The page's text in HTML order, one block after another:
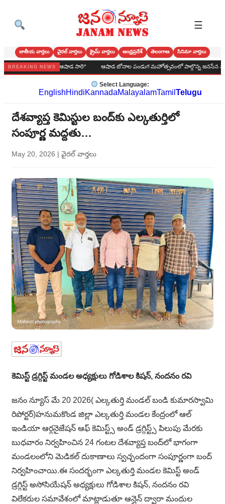
☰
జాతీయ వార్తలు వైరల్ వార్తలు క్రైమ్ వార్తలు ఆంధ్రప్రదేశ్ తెలంగాణ సినిమా వార్తలు
BREAKING NEWS
మ్మ అమ్మవారికి ఆషాడ సారె* ఆషాడ బోనాల పండుగ మహోత్సవంలో పాల్గొన్న జనసేన నాయకులు
Select Language:
EnglishHindiKannadaMalayalamTamil Telugu
దేశవ్యాప్త కెమిస్టుల బంద్‌కు ఎల్కతుర్తిలో
సంపూర్ణ మద్దతు…
May 20, 2026 | వైరల్ వార్తలు
కెమిస్ట్ డ్రగ్గిస్ట్ మండల అధ్యక్షులు గోడిశాల కిషన్, నందనం రవి
జనం న్యూస్ మే 20 2026( ఎల్కతుర్తి మండల్ బండి కుమారస్వామి
రిపోర్టర్)హనుమకొండ జిల్లా ఎల్కతుర్తి మండల కేంద్రంలో ఆల్
ఇండియా ఆర్గనైజేషన్ ఆఫ్ కెమిస్ట్స్ అండ్ డ్రగ్గిస్ట్స్ పిలుపు మేరకు
బుధవారం నిర్వహించిన 24 గంటల దేశవ్యాప్త బంద్‌లో భాగంగా
మండలంలోని మెడికల్ దుకాణాలు స్వచ్ఛందంగా సంపూర్ణంగా బంద్
నిర్వహించాయి.ఈ సందర్భంగా ఎల్కతుర్తి మండల కెమిస్ట్ అండ్
డ్రగ్గిస్ట్ అసోసియేషన్ అధ్యక్షులు గోడిశాల కిషన్, నందనం రవి
విలేకరుల సమావేశంలో మాట్లాడుతూ ఆన్లైన్ ద్వారా మందుల